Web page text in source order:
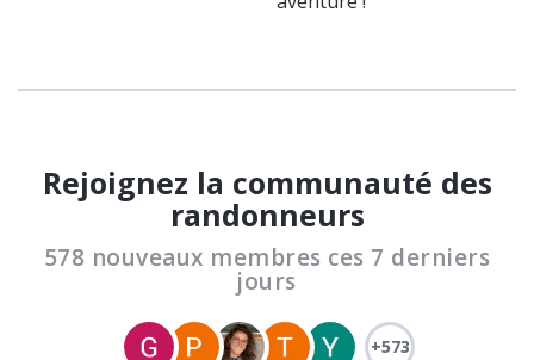
Rejoignez la communauté des
randonneurs
578 nouveaux membres ces 7 derniers
jours
+573